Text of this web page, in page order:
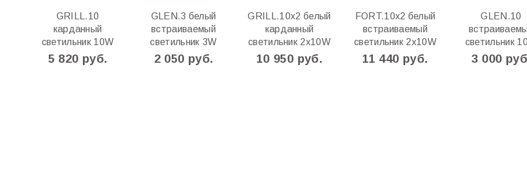
GRILL.10
карданный
светильник 10W
5 820 руб.
GLEN.3 белый
встраиваемый
светильник 3W
2 050 руб.
GRILL.10х2 белый
карданный
светильник 2х10W
10 950 руб.
FORT.10x2 белый
встраиваемый
светильник 2x10W
11 440 руб.
GLEN.10
светильник
3 000